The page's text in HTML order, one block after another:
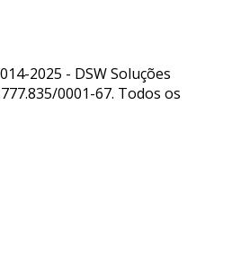
2025 - DSW Soluções
0001-67. Todos os